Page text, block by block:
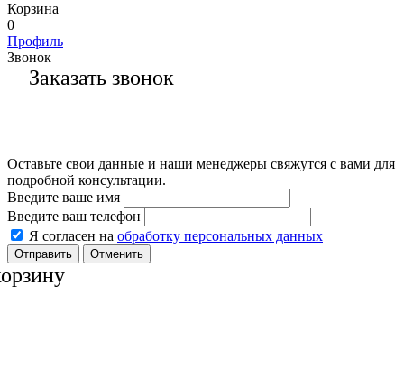
Корзина
0
Профиль
Звонок
Заказать звонок
Оставьте свои данные и наши менеджеры свяжутся с вами для
подробной консультации.
Введите ваше имя
Введите ваш телефон
Я согласен на обработку персональных данных
Отменить